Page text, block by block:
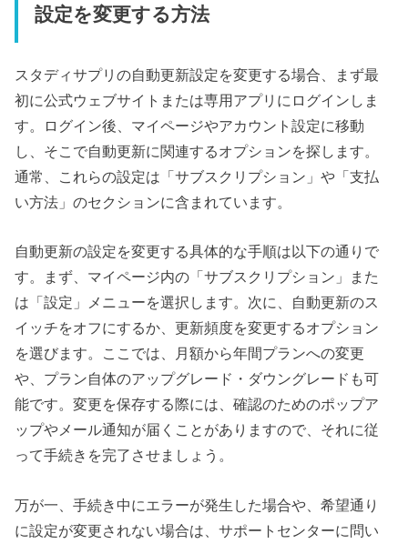
設定を変更する方法
スタディサプリの自動更新設定を変更する場合、まず最
初に公式ウェブサイトまたは専用アプリにログインしま
す。ログイン後、マイページやアカウント設定に移動
し、そこで自動更新に関連するオプションを探します。
通常、これらの設定は「サブスクリプション」や「支払
い方法」のセクションに含まれています。
自動更新の設定を変更する具体的な手順は以下の通りで
す。まず、マイページ内の「サブスクリプション」また
は「設定」メニューを選択します。次に、自動更新のス
イッチをオフにするか、更新頻度を変更するオプション
を選びます。ここでは、月額から年間プランへの変更
や、プラン自体のアップグレード・ダウングレードも可
能です。変更を保存する際には、確認のためのポップア
ップやメール通知が届くことがありますので、それに従
って手続きを完了させましょう。
万が一、手続き中にエラーが発生した場合や、希望通り
に設定が変更されない場合は、サポートセンターに問い